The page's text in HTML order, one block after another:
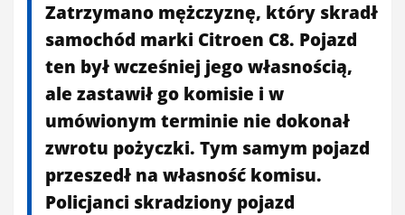
Zatrzymano mężczyznę, który skradł
samochód marki Citroen C8. Pojazd
ten był wcześniej jego własnością,
ale zastawił go komisie i w
umówionym terminie nie dokonał
zwrotu pożyczki. Tym samym pojazd
przeszedł na własność komisu.
Policjanci skradziony pojazd